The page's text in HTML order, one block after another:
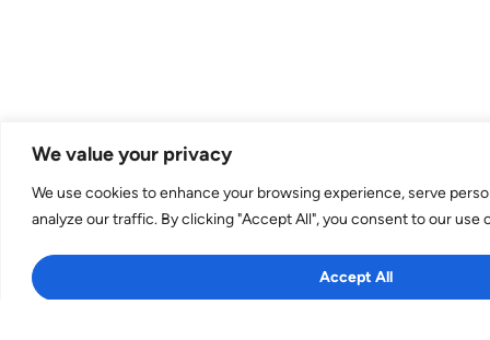
We value your privacy
We use cookies to enhance your browsing experience, serve
analyze our traffic. By clicking "Accept All", you consent to our use
Accept All